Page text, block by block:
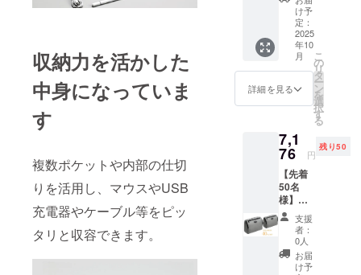
収納力を活かした
中身になっていま
す
複数ポケットや内部の仕切
りを活用し、マウスやUSB
充電器やケーブル等をピッ
タリと収容できます。
→3,887
円（税
込・送
料込）
量！高
機能で
収納の
悩みを
軽減
へ！優
れた自
立式
ポー
個セッ
ト」早
期ご支
援特割
【40
％OFF
】一般
販売予
定価
格：
5,980円
け予
定：
2025
年10
月
詳細を見る
こ
の
リ
タ
ー
ン
を
選
択
す
る
7,1
76 円
残り50
【先着
50名
様】
「コン
パック
なのに
大容
量！高
支援
者：
0人
お届
け予